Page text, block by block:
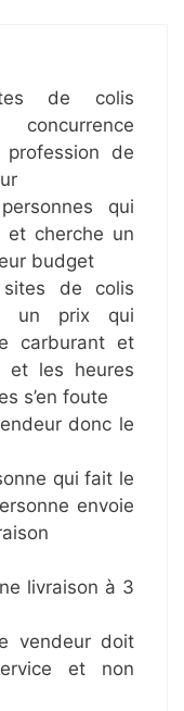
de colis
de
qui
et cherche un
budget
de colis
un prix qui
carburant et
et les heures
s’en foute
donc le
qui fait le
envoie
livraison à 3
vendeur doit
et non